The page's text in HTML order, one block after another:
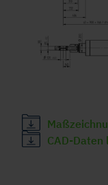
CAD-Daten